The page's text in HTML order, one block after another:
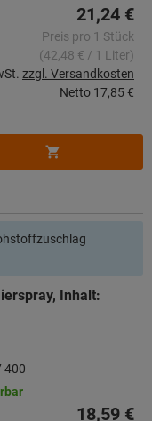
21,24 €
Preis pro 1 Stück
(42,48 € / 1 Liter)
zzgl. Versandkosten
Netto 17,85 €
Inhalt:
400
18,59 €